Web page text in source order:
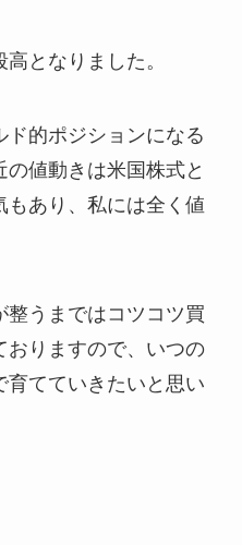
となりました。
的ポジションになる
値動きは米国株式と
あり、私には全く値
うまではコツコツ買
おりますので、いつの
育てていきたいと思い